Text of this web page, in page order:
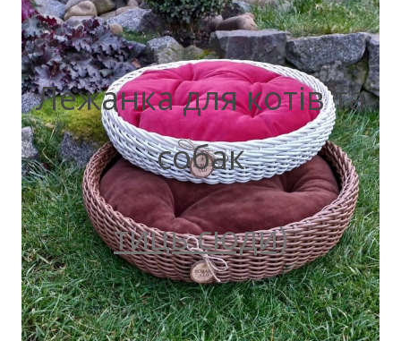
Лежанка для котів та
собак
тиць сюди)